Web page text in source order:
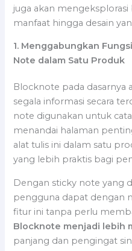
juga akan
manfaat hingga desain
1. Menggabungkan
Note dalam Satu Produk
Blocknote pada dasarnya
segala informasi secara
note digunakan untuk
menandai halaman
alat tulis ini dalam satu
yang lebih praktis bagi
Dengan sticky note yang
pengguna dapat dengan
fitur ini tanpa perlu
Blocknote menjadi lebih
panjang dan pengingat